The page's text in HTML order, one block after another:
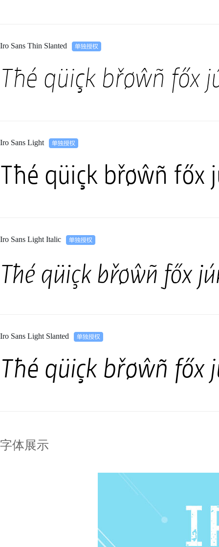
Iro Sans Thin Slanted
Tħé qüiçk břøŵñ főx
Iro Sans Light
Tħé qüiçk břøŵñ főx
Iro Sans Light Italic
Tħé qüiçk břøŵñ főx
Iro Sans Light Slanted
Tħé qüiçk břøŵñ főx
字体展示